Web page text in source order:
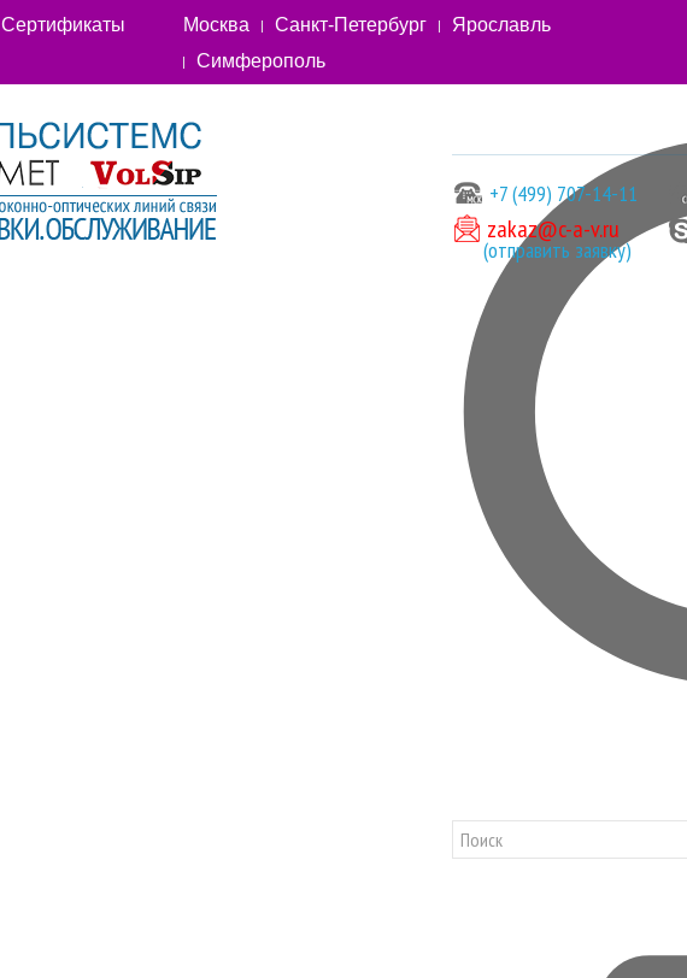
Сертификаты Москва Санкт-Петербург
Ярославль
Симферополь
+7 (499) 707-14-11
zakaz@c-a-v.ru
(отправить заявку)